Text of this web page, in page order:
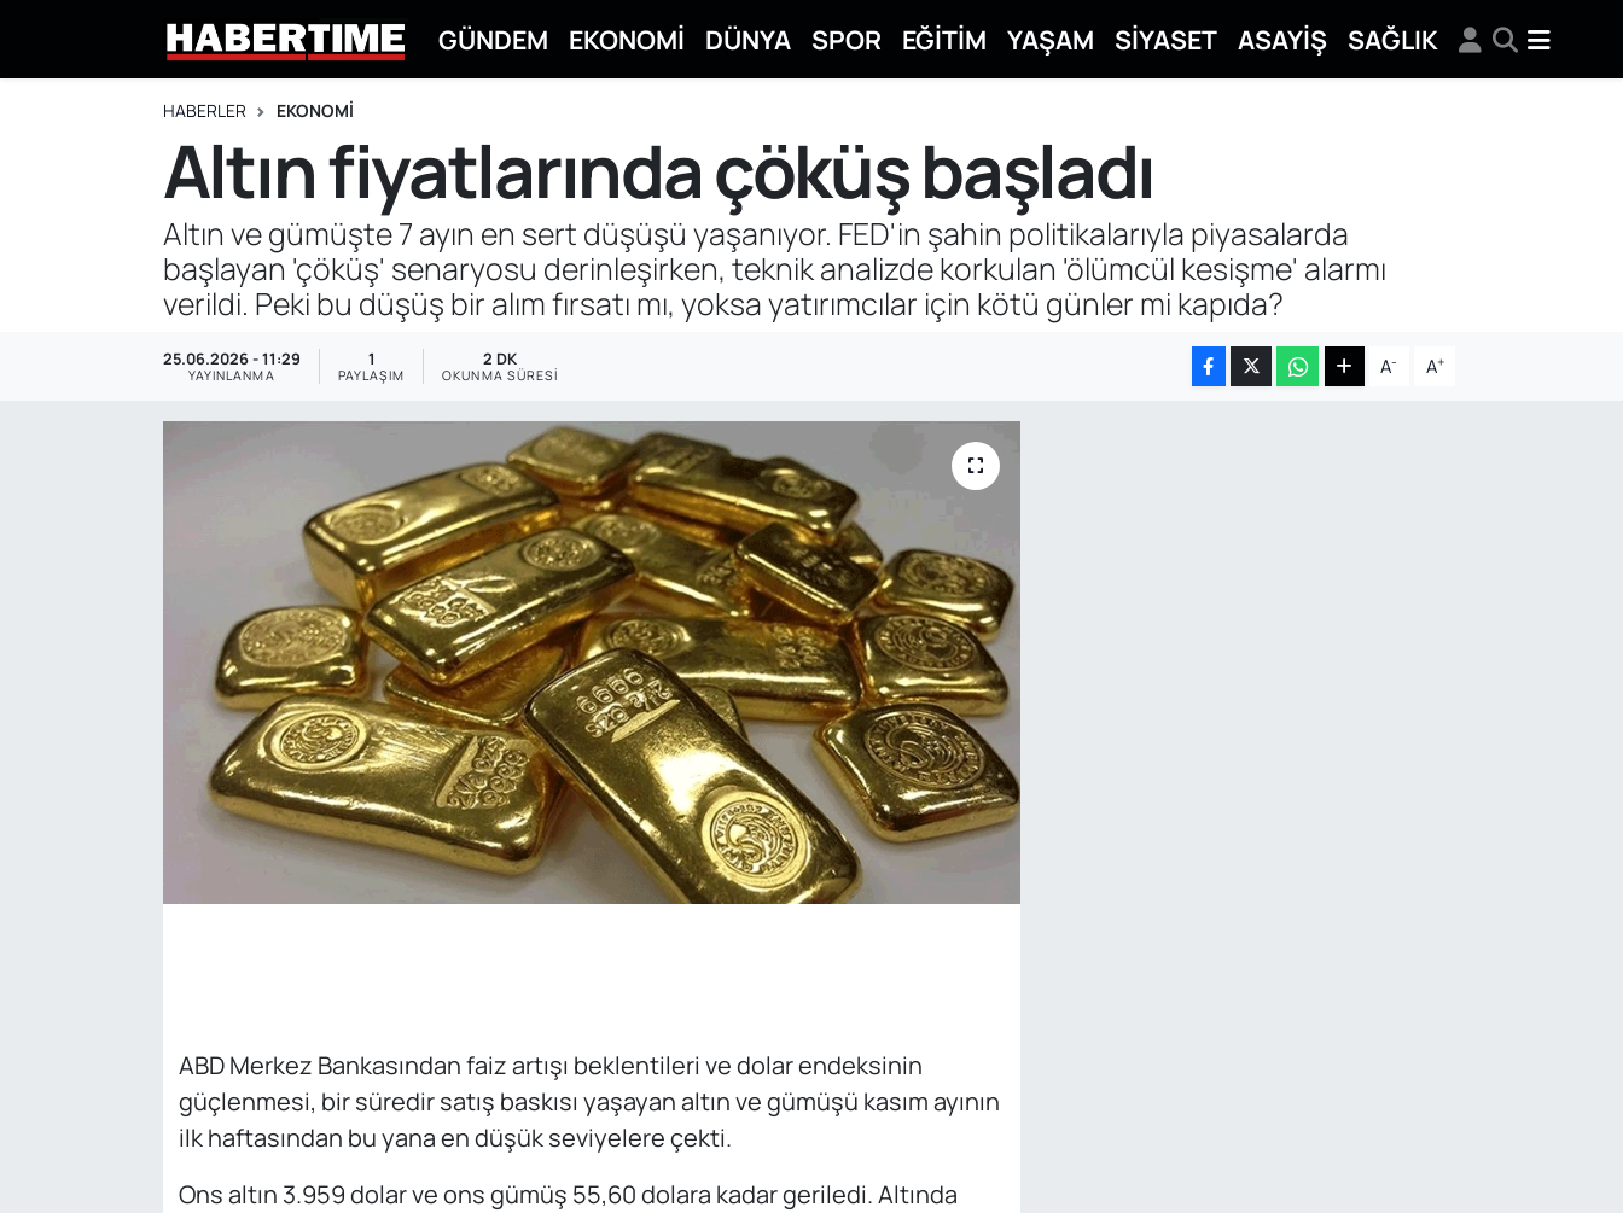
GÜNDEM EKONOMİ DÜNYA SPOR EĞİTİM YAŞAM SİYASET ASAYİŞ SAĞLIK
HABERLER EKONOMİ
Altın fiyatlarında çöküş başladı
Altın ve gümüşte 7 ayın en sert düşüşü yaşanıyor. FED'in şahin politikalarıyla piyasalarda
başlayan 'çöküş' senaryosu derinleşirken, teknik analizde korkulan 'ölümcül kesişme' alarmı
verildi. Peki bu düşüş bir alım fırsatı mı, yoksa yatırımcılar için kötü günler mi kapıda?
25.06.2026 - 11:29
YAYINLANMA
1
PAYLAŞIM
2 DK
OKUNMA SÜRESI A- A+
ABD Merkez Bankasından faiz artışı beklentileri ve dolar endeksinin
güçlenmesi, bir süredir satış baskısı yaşayan altın ve gümüşü kasım ayının
ilk haftasından bu yana en düşük seviyelere çekti.
Ons altın 3.959 dolar ve ons gümüş 55,60 dolara kadar geriledi. Altında
Eskişehir Hava Durumu
Eskişehir Trafik Yoğunluk Haritası